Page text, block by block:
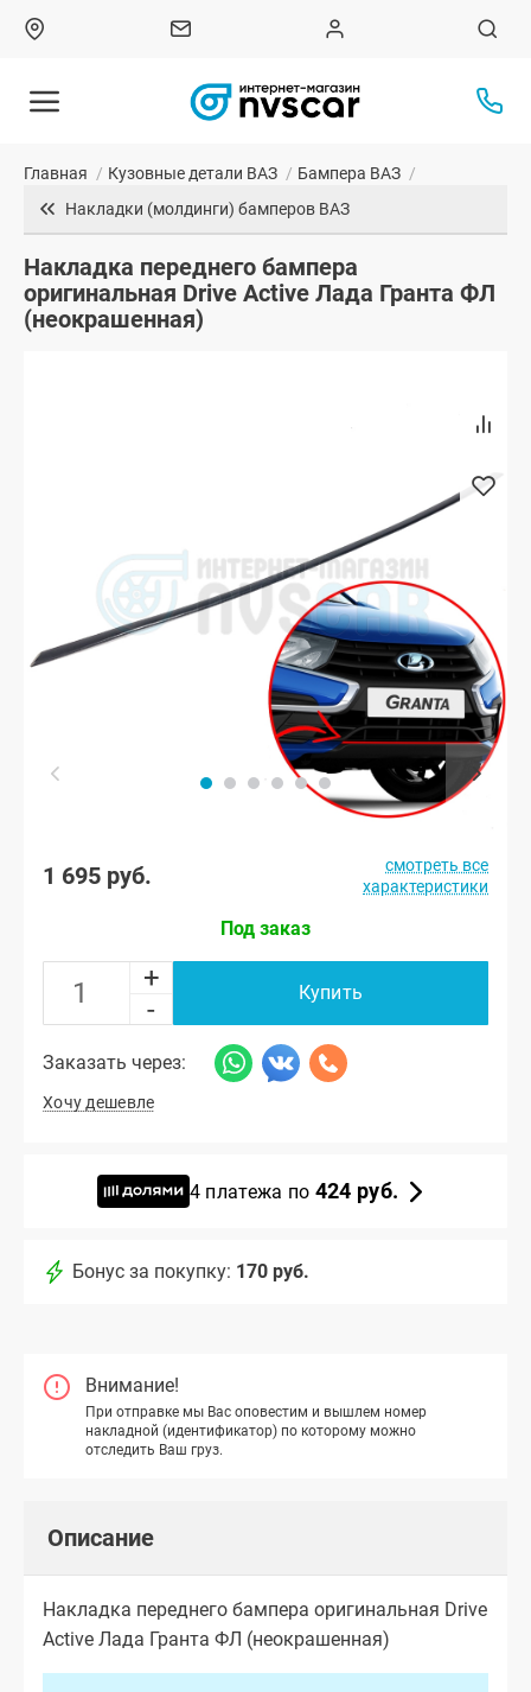
Главная / Кузовные детали ВАЗ / Бампера ВАЗ /
Накладки (молдинги) бамперов ВАЗ
Накладка переднего бампера
оригинальная Drive Active Лада Гранта ФЛ
(неокрашенная)
1 695 руб.
смотреть все
характеристики
Под заказ
+
-
Купить
Заказать через:
Хочу дешевле
4 платежа по 424 руб.
Бонус за покупку: 170 руб.
Внимание!
При отправке мы Вас оповестим и вышлем номер
накладной (идентификатор) по которому можно
отследить Ваш груз.
Описание
Накладка переднего бампера оригинальная Drive
Active Лада Гранта ФЛ (неокрашенная)